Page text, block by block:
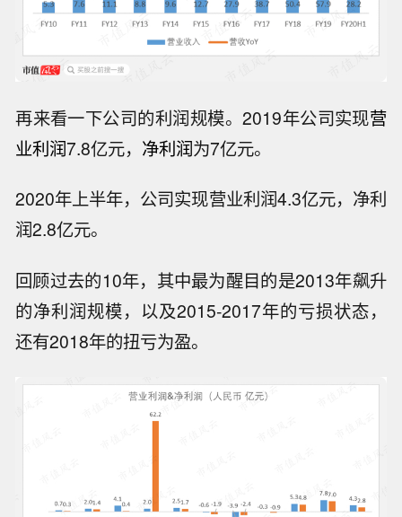
再来看一下公司的利润规模。2019年公司实现营
业利润7.8亿元， 净利润为7亿元。
2020年上半年，公司实现营业利润4.3亿元，净利
润2.8亿元。
回顾过去的10年，其中最为醒目的是2013年飙升
的净利润规模，以及2015-2017年的亏损状态，
还有2018年的扭亏为盈。